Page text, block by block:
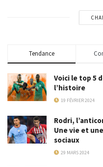
Tendance
Voici le top 5
l’histoire
19 FÉVRIER 2024
Rodri,
Une vie et
sociaux
29 MARS 2024